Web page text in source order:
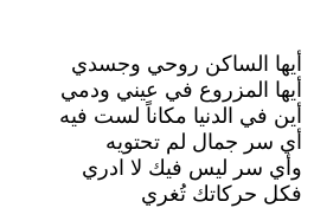
أيها الساكن روحي وجسدي
أيها المزروع في عيني ودمي
أين في الدنيا مكاناً لست فيه
أي سر جمال لم تحتويه
وأي سر ليس فيك لا ادري
فكل حركاتك تُغري